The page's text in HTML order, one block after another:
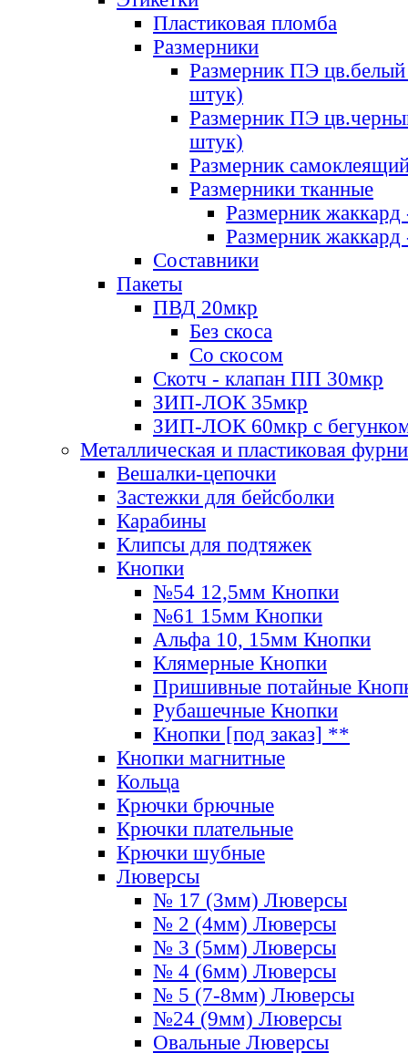
Пластиковая пломба
Размерники
Размерник ПЭ цв.белый
штук)
Размерник ПЭ
штук)
Размерник
Размерники тканные
Размерник
Размерник
Составники
Пакеты
ПВД 20мкр
Без скоса
Со скосом
Скотч - клапан ПП 30мкр
ЗИП-ЛОК 35мкр
ЗИП-ЛОК 60мкр с
Металлическая и пластиковая
Вешалки-цепочки
Застежки для бейсболки
Карабины
Клипсы для подтяжек
Кнопки
№54 12,5мм Кнопки
№61 15мм Кнопки
Альфа 10, 15мм Кнопки
Клямерные Кнопки
Пришивные потайные
Рубашечные Кнопки
Кнопки [под заказ] **
Кнопки магнитные
Кольца
Крючки брючные
Крючки плательные
Крючки шубные
Люверсы
№ 17 (3мм) Люверсы
№ 2 (4мм) Люверсы
№ 3 (5мм) Люверсы
№ 4 (6мм) Люверсы
№ 5 (7-8мм) Люверсы
№24 (9мм) Люверсы
Овальные Люверсы